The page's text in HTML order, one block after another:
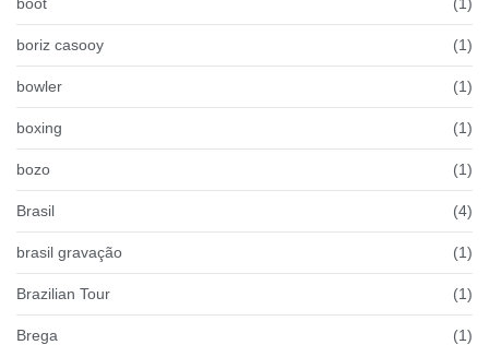
boriz casooy (1)
bowler (1)
boxing (1)
bozo (1)
Brasil (4)
brasil gravação (1)
Brazilian Tour (1)
Brega (1)